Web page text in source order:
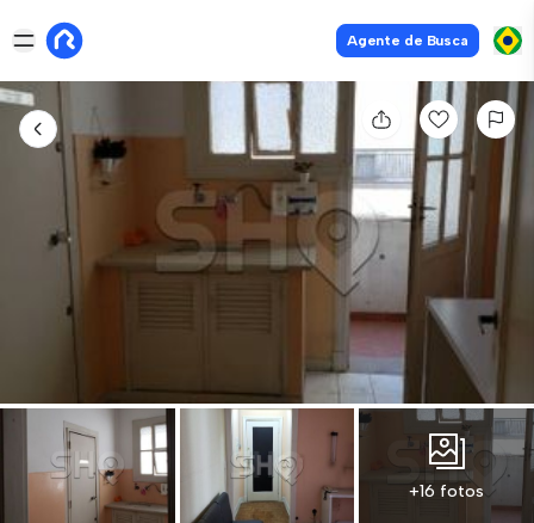
Agente de Busca
+16 fotos